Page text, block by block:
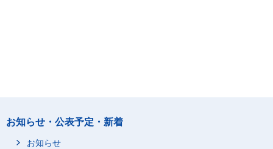
お知らせ・公表予定・新着
お知らせ